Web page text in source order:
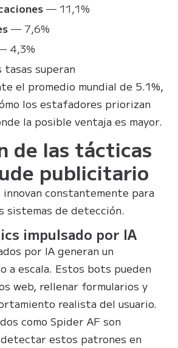
— 11,1%
— 7,6%
4,3%
tasas superan
el promedio mundial de 5.1%,
los estafadores priorizan
la posible ventaja es mayor.
de las tácticas
publicitario
constantemente para
sistemas de detección.
impulsado por IA
por IA generan un
a escala. Estos bots pueden
web, rellenar formularios y
realista del usuario.
como Spider AF son
estos patrones en